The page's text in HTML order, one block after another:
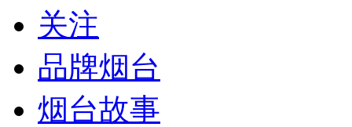
关注
品牌烟台
烟台故事